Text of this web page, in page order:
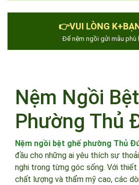
👉VUI LÒNG
Để nệm ngồi gửi mẫu phù
Nệm Ngồi
Phường Thủ
Nệm ngồi bệt ghế phường Thủ
đầu cho những ai yêu thích sự
nghi trong từng góc sống. Với thiết
chất lượng và thẩm mỹ cao, các